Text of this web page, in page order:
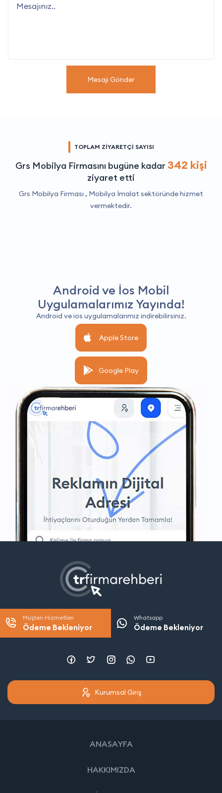
Mesajı Gönder
TOPLAM ZİYARETÇİ SAYISI
Grs Mobilya Firmasını bugüne kadar 342 kişi
ziyaret etti
Grs Mobilya Firması , Mobilya İmalat sektöründe hizmet
vermektedir.
Android ve İos Mobil
Uygulamalarımız Yayında!
Android ve ios uygulamalarımız indirebilirsiniz.
Apple Store
Google Play
Müşteri Hizmetleri
Ödeme Bekleniyor
Whatsapp
Ödeme Bekleniyor
Kurumsal Giriş
ANASAYFA
HAKKIMIZDA